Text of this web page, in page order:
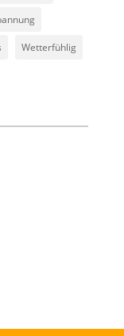
Wetterfühlig